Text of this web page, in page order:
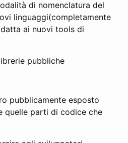
di nomenclatura del
linguaggi(completamente
ai nuovi tools di
pubbliche
pubblicamente esposto
quelle parti di codice che